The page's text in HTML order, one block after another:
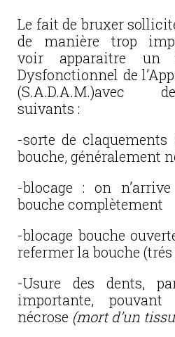
Le fait de bruxer
de manière trop
voir apparaitre un
Dysfonctionnel de
(S.A.D.A.M.)avec
suivants :
-sorte de claquements
bouche, généralement
-blocage : on
bouche complètement
-blocage bouche
refermer la bouche
-Usure des dents,
importante,
nécrose (mort d’un